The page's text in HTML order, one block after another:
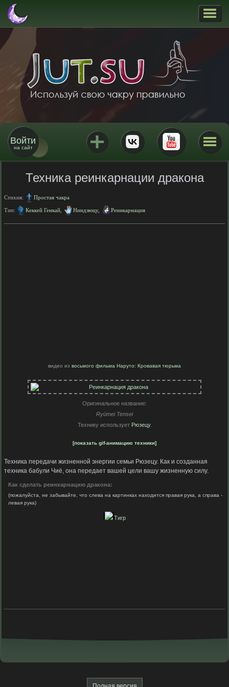
Войти
на сайт
Техника реинкарнации дракона
Стихия: Простая чакра
Тип: Кеккей Генкай Ниндзюцу, Реинкарнация
видео из восьмого фильма Наруто: Кровавая тюрьма
Оригинальное название:
Ryūmei Tensei
Технику использует Рюзецу.
[показать gif-анимацию техники]
Техника передачи жизненной энергии семьи Рюзецу. Как и созданная
техника бабули Чиё, она передает вашей цели вашу жизненную силу.
Как сделать реинкарнацию дракона:
(пожалуйста, не забывайте, что слева на картинках находится правая рука, а справа -
левая рука)
1 Тигр